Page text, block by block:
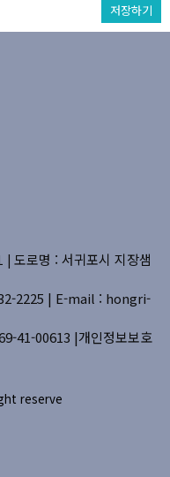
저장하기
| 도로명 : 서귀포시 지장샘
2225 | E-mail : hongri-
41-00613 |개인정보보호
reserve